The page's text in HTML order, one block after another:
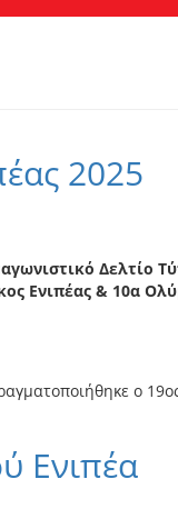
2025
Δελτίο
Ενιπέας & 10α
ο
Ενιπέα